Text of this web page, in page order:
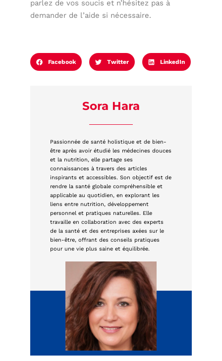
parlez de vos soucis et n’hésitez pas à
demander de l’aide si nécessaire.
Facebook Twitter LinkedIn
Sora Hara
Passionnée de santé holistique et de bien-
être après avoir étudié les médecines douces
et la nutrition, elle partage ses
connaissances à travers des articles
inspirants et accessibles. Son objectif est de
rendre la santé globale compréhensible et
applicable au quotidien, en explorant les
liens entre nutrition, développement
personnel et pratiques naturelles. Elle
travaille en collaboration avec des experts
de la santé et des entreprises axées sur le
bien-être, offrant des conseils pratiques
pour une vie plus saine et équilibrée.